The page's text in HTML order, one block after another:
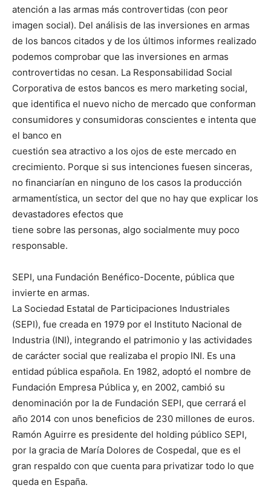
atención a las armas más controvertidas (con peor
imagen social). Del análisis de las inversiones en armas
de los bancos citados y de los últimos informes realizado
podemos comprobar que las inversiones en armas
controvertidas no cesan. La Responsabilidad Social
Corporativa de estos bancos es mero marketing social,
que identifica el nuevo nicho de mercado que conforman
consumidores y consumidoras conscientes e intenta que
el banco en
cuestión sea atractivo a los ojos de este mercado en
crecimiento. Porque si sus intenciones fuesen sinceras,
no financiarían en ninguno de los casos la producción
armamentística, un sector del que no hay que explicar los
devastadores efectos que
tiene sobre las personas, algo socialmente muy poco
responsable.
SEPI, una Fundación Benéfico-Docente, pública que
invierte en armas.
La Sociedad Estatal de Participaciones Industriales
(SEPI), fue creada en 1979 por el Instituto Nacional de
Industria (INI), integrando el patrimonio y las actividades
de carácter social que realizaba el propio INI. Es una
entidad pública española. En 1982, adoptó el nombre de
Fundación Empresa Pública y, en 2002, cambió su
denominación por la de Fundación SEPI, que cerrará el
año 2014 con unos beneficios de 230 millones de euros.
Ramón Aguirre es presidente del holding público SEPI,
por la gracia de María Dolores de Cospedal, que es el
gran respaldo con que cuenta para privatizar todo lo que
queda en España.